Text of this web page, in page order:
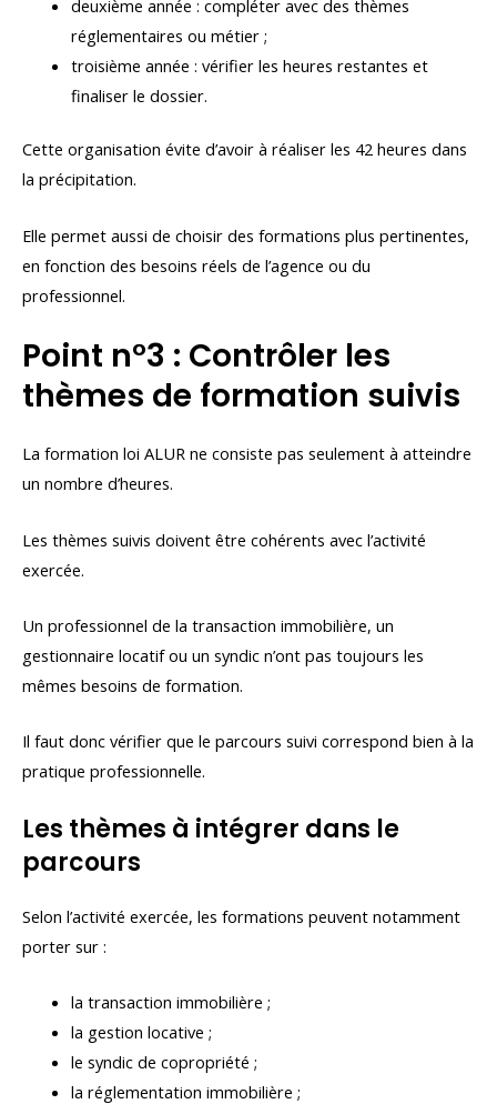
deuxième année : compléter avec des thèmes
réglementaires ou métier ;
troisième année : vérifier les heures restantes et
finaliser le dossier.
Cette organisation évite d’avoir à réaliser les 42 heures dans
la précipitation.
Elle permet aussi de choisir des formations plus pertinentes,
en fonction des besoins réels de l’agence ou du
professionnel.
Point n°3 : Contrôler les
thèmes de formation suivis
La formation loi ALUR ne consiste pas seulement à atteindre
un nombre d’heures.
Les thèmes suivis doivent être cohérents avec l’activité
exercée.
Un professionnel de la transaction immobilière, un
gestionnaire locatif ou un syndic n’ont pas toujours les
mêmes besoins de formation.
Il faut donc vérifier que le parcours suivi correspond bien à la
pratique professionnelle.
Les thèmes à intégrer dans le
parcours
Selon l’activité exercée, les formations peuvent notamment
porter sur :
la transaction immobilière ;
la gestion locative ;
le syndic de copropriété ;
la réglementation immobilière ;